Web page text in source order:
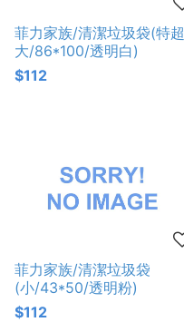
菲力家族/清潔垃圾袋(特超
大/86*100/透明白)
$112
菲力家族/清潔垃圾袋
(小/43*50/透明粉)
$112